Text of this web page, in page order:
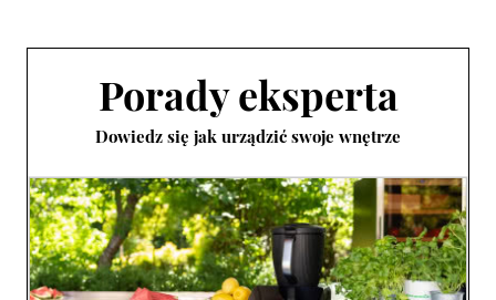
Porady eksperta
Dowiedz się jak urządzić swoje wnętrze